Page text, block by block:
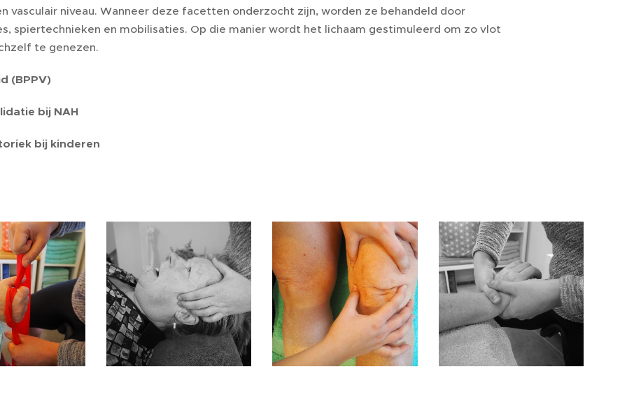
vasculair niveau. Wanneer deze facetten onderzocht zijn, worden ze behandeld door
spiertechnieken en mobilisaties. Op die manier wordt het lichaam gestimuleerd om zo vlot
te genezen.
(BPPV)
bij NAH
bij kinderen